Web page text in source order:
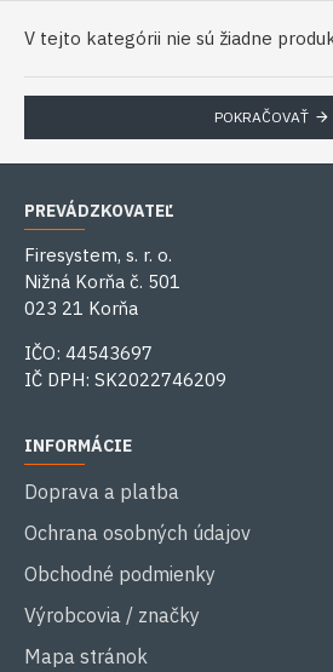
V tejto kategórii nie sú žiadne
POKRAČOVAŤ
PREVÁDZKOVATEĽ
Firesystem, s. r. o.
Nižná Korňa č. 501
023 21 Korňa
IČO: 44543697
IČ DPH: SK2022746209
INFORMÁCIE
Doprava a platba
Ochrana osobných údajov
Obchodné podmienky
Výrobcovia / značky
Mapa stránok